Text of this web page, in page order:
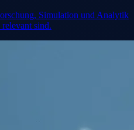
Simulation und Analytik
sind.